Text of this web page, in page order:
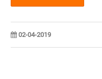
02-04-2019